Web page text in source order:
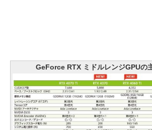
GeForce RTX ミドルレンジGPUの